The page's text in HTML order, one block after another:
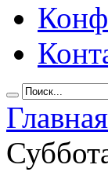
Главная